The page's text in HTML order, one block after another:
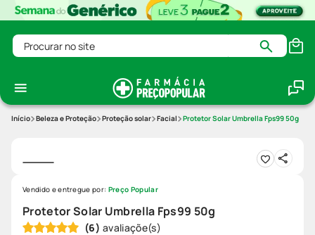
Procurar no site
Beleza e Proteção Proteção solar Facial Protetor Solar Umbrella Fps99 50g
Protetor Solar Umbrella Fps99 50g
(6)
Vendido e entregue por: Preço Popular